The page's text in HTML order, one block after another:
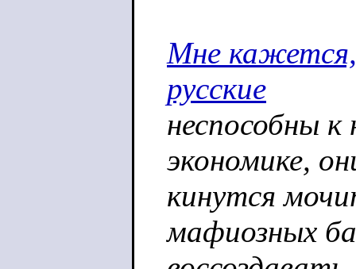
Мне кажется,
русские
неспособны
экономике,
кинутся
мафиозных